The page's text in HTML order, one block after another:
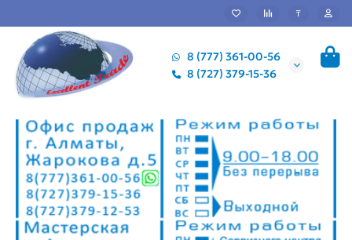
₸
8 (777) 361-00-56
8 (727) 379-15-36